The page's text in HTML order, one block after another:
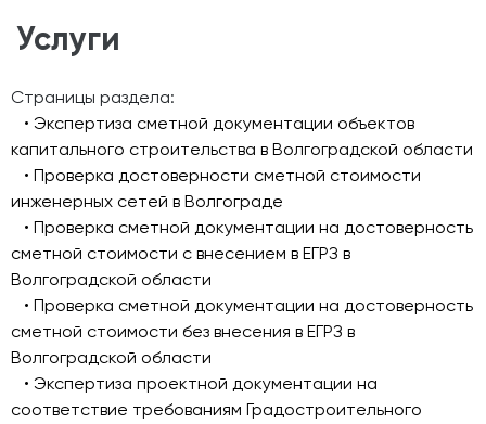
Услуги
Страницы раздела:
• Экспертиза сметной документации объектов
капитального строительства в Волгоградской области
• Проверка достоверности сметной стоимости
инженерных сетей в Волгограде
• Проверка сметной документации на достоверность
сметной стоимости с внесением в ЕГРЗ в
Волгоградской области
• Проверка сметной документации на достоверность
сметной стоимости без внесения в ЕГРЗ в
Волгоградской области
• Экспертиза проектной документации на
соответствие требованиям Градостроительного